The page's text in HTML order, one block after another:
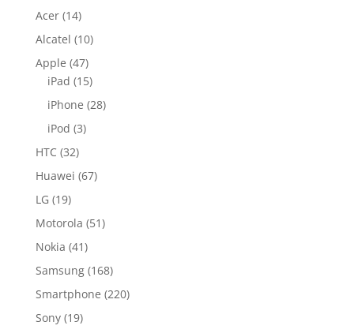
Acer (14)
Alcatel (10)
Apple (47)
iPad (15)
iPhone (28)
iPod (3)
HTC (32)
Huawei (67)
LG (19)
Motorola (51)
Nokia (41)
Samsung (168)
Smartphone (220)
Sony (19)